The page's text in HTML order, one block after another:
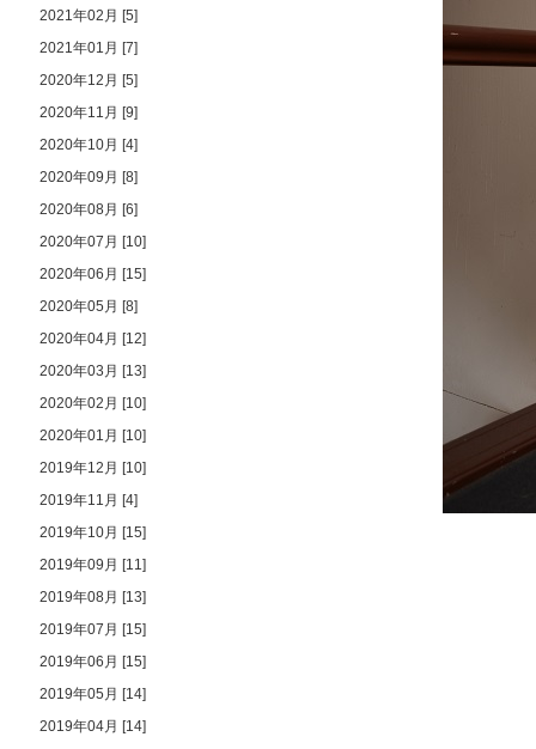
2021年02月 [5]
2021年01月 [7]
2020年12月 [5]
2020年11月 [9]
2020年10月 [4]
2020年09月 [8]
2020年08月 [6]
2020年07月 [10]
2020年06月 [15]
2020年05月 [8]
2020年04月 [12]
2020年03月 [13]
2020年02月 [10]
2020年01月 [10]
2019年12月 [10]
2019年11月 [4]
2019年10月 [15]
2019年09月 [11]
2019年08月 [13]
2019年07月 [15]
2019年06月 [15]
2019年05月 [14]
2019年04月 [14]